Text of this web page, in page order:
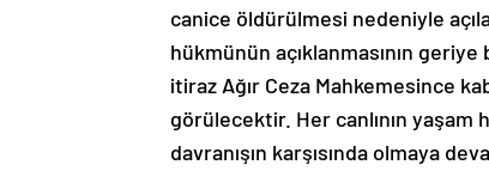
canice öldürülmesi nedeniyle
hükmünün açıklanmasının geriye
itiraz Ağır Ceza Mahkemesince
görülecektir. Her canlının yaşam
davranışın karşısında olmaya